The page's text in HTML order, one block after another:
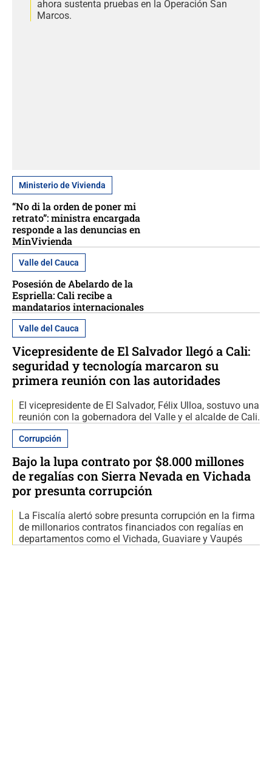
ahora sustenta pruebas en la Operación San
Marcos.
Ministerio de Vivienda
“No di la orden de poner mi
retrato”: ministra encargada
responde a las denuncias en
MinVivienda
Valle del Cauca
Posesión de Abelardo de la
Espriella: Cali recibe a
mandatarios internacionales
Valle del Cauca
Vicepresidente de El Salvador llegó a Cali:
seguridad y tecnología marcaron su
primera reunión con las autoridades
El vicepresidente de El Salvador, Félix Ulloa, sostuvo una
reunión con la gobernadora del Valle y el alcalde de Cali.
Corrupción
Bajo la lupa contrato por $8.000 millones
de regalías con Sierra Nevada en Vichada
por presunta corrupción
La Fiscalía alertó sobre presunta corrupción en la firma
de millonarios contratos financiados con regalías en
departamentos como el Vichada, Guaviare y Vaupés